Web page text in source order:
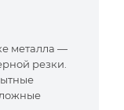
металла —
резки.